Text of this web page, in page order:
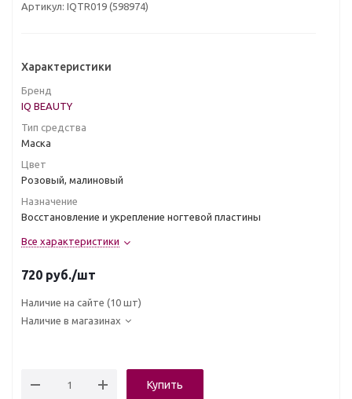
Артикул: IQTR019 (598974)
Характеристики
Бренд
IQ BEAUTY
Тип средства
Маска
Цвет
Розовый, малиновый
Назначение
Восстановление и укрепление ногтевой пластины
Все характеристики
720 руб./шт
Наличие на сайте (10 шт)
Наличие в магазинах
Купить